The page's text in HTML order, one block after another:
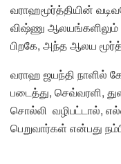
வராஹமூர்த்தியின்
விஷ்ணு ஆலயங்களிலும்
பிறகே, அந்த ஆலய
வராஹ ஜயந்தி நாளில்
படைத்து, செவ்வரளி,
சொல்லி வழிபட்டால்,
பெறுவார்கள் என்பது